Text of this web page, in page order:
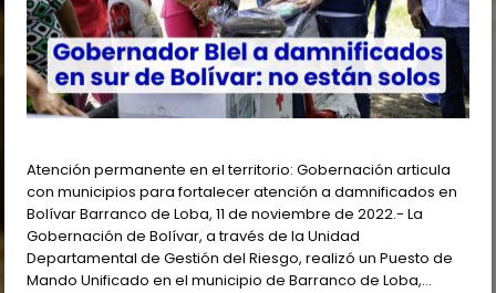
Atención permanente en el territorio: Gobernación articula
con municipios para fortalecer atención a damnificados en
Bolívar Barranco de Loba, 11 de noviembre de 2022.- La
Gobernación de Bolívar, a través de la Unidad
Departamental de Gestión del Riesgo, realizó un Puesto de
Mando Unificado en el municipio de Barranco de Loba,…